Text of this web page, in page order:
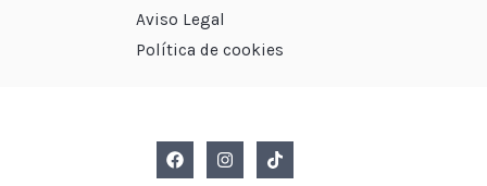
Aviso Legal
Política de cookies